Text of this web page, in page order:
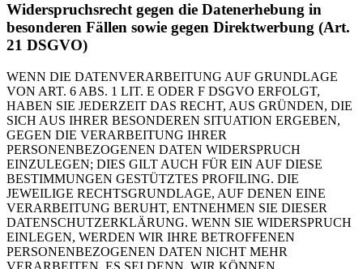
Widerspruchsrecht gegen die Datenerhebung in
besonderen Fällen sowie gegen Direktwerbung (Art.
21 DSGVO)
WENN DIE DATENVERARBEITUNG AUF GRUNDLAGE
VON ART. 6 ABS. 1 LIT. E ODER F DSGVO ERFOLGT,
HABEN SIE JEDERZEIT DAS RECHT, AUS GRÜNDEN, DIE
SICH AUS IHRER BESONDEREN SITUATION ERGEBEN,
GEGEN DIE VERARBEITUNG IHRER
PERSONENBEZOGENEN DATEN WIDERSPRUCH
EINZULEGEN; DIES GILT AUCH FÜR EIN AUF DIESE
BESTIMMUNGEN GESTÜTZTES PROFILING. DIE
JEWEILIGE RECHTSGRUNDLAGE, AUF DENEN EINE
VERARBEITUNG BERUHT, ENTNEHMEN SIE DIESER
DATENSCHUTZERKLÄRUNG. WENN SIE WIDERSPRUCH
EINLEGEN, WERDEN WIR IHRE BETROFFENEN
PERSONENBEZOGENEN DATEN NICHT MEHR
VERARBEITEN, ES SEI DENN, WIR KÖNNEN